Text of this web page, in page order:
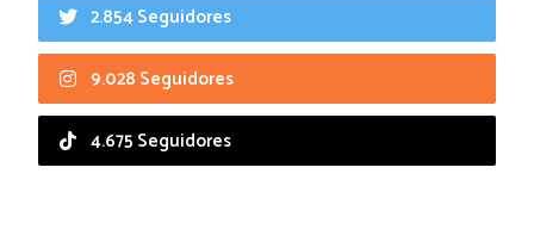
2.854 Seguidores
9.028 Seguidores
4.675 Seguidores